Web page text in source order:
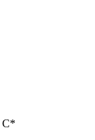
С*